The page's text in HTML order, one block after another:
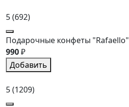
5(692)
Подарочные конфеты "Rafaello"
990₽
Добавить
5(1209)